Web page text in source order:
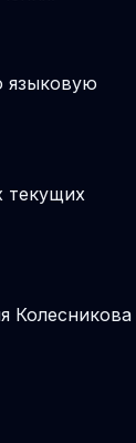
языковую
текущих
Колесникова